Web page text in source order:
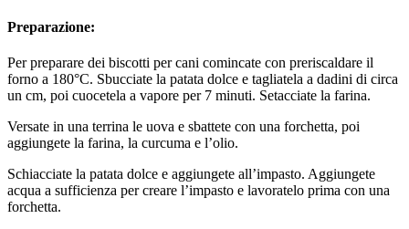
Preparazione:
Per preparare dei biscotti per cani comincate con preriscaldare il
forno a 180°C. Sbucciate la patata dolce e tagliatela a dadini di circa
un cm, poi cuocetela a vapore per 7 minuti. Setacciate la farina.
Versate in una terrina le uova e sbattete con una forchetta, poi
aggiungete la farina, la curcuma e l’olio.
Schiacciate la patata dolce e aggiungete all’impasto. Aggiungete
acqua a sufficienza per creare l’impasto e lavoratelo prima con una
forchetta.